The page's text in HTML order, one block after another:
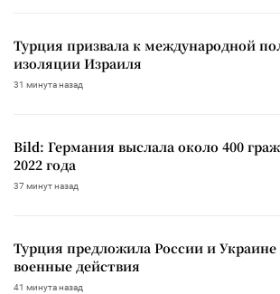
Турция призвала к международной
изоляции Израиля
31 минута назад
Bild: Германия выслала около 400
2022 года
37 минут назад
Турция предложила России и
военные действия
41 минута назад